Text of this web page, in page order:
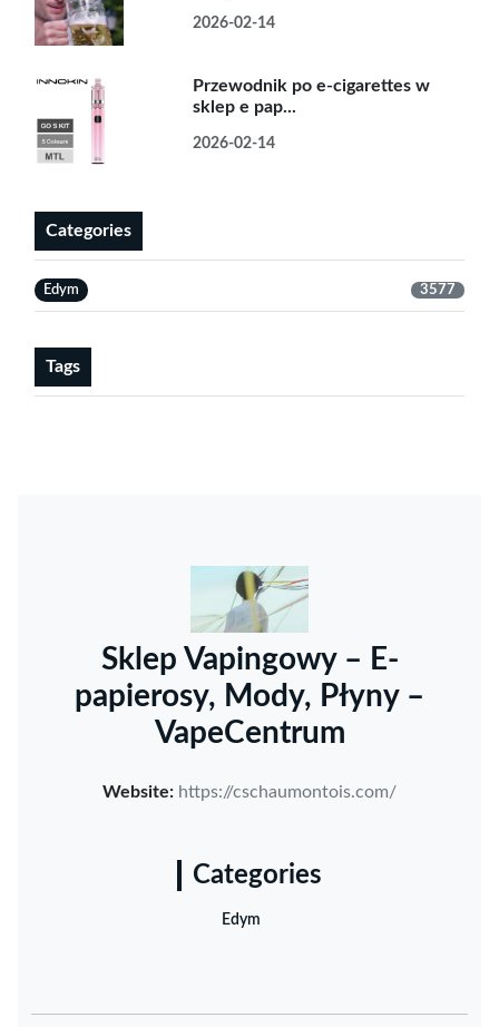
2026-02-14
Przewodnik po e-cigarettes w
sklep e pap...
2026-02-14
Categories
Edym 3577
Tags
Sklep Vapingowy – E-
papierosy, Mody, Płyny –
VapeCentrum
Website: https://cschaumontois.com/
Categories
Edym